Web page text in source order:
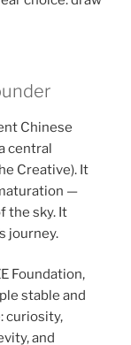
Chinese
central
Creative). It
—
the sky. It
journey.
Foundation,
stable and
curiosity,
and